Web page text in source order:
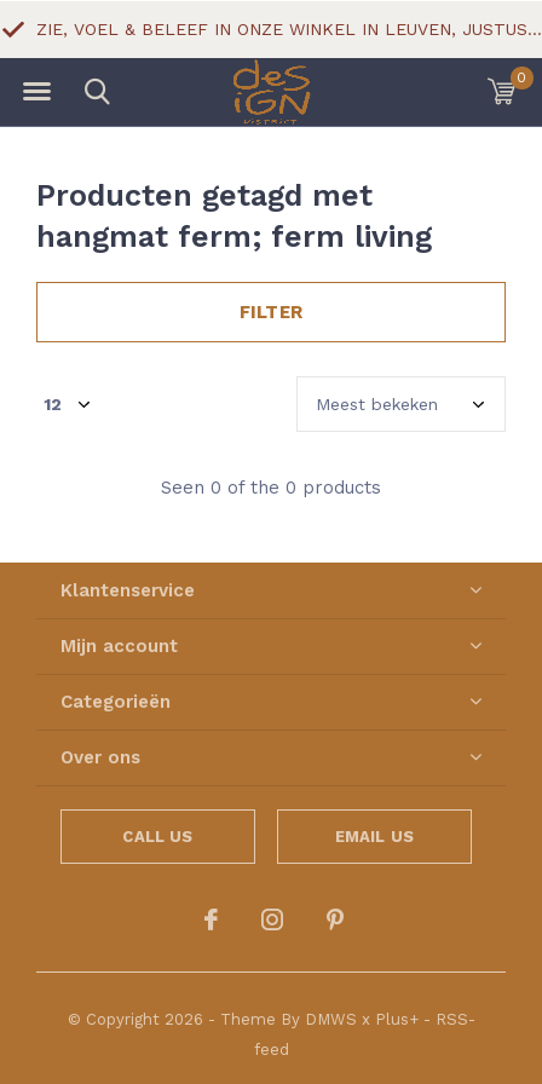
0
ZIE, VOEL & BELEEF IN ONZE WINKEL IN LEUVEN, JUSTUS LIPSIUSSTRAAT 18
Producten getagd met
hangmat ferm; ferm living
FILTER
Seen 0 of the 0 products
Klantenservice
Mijn account
Categorieën
Over ons
CALL US EMAIL US
© Copyright 2026 - Theme By DMWS x Plus+- RSS-
feed